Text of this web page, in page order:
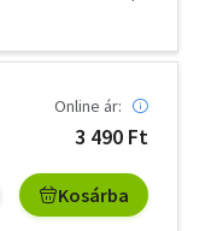
Online ár:
3 490 Ft
Kosárba